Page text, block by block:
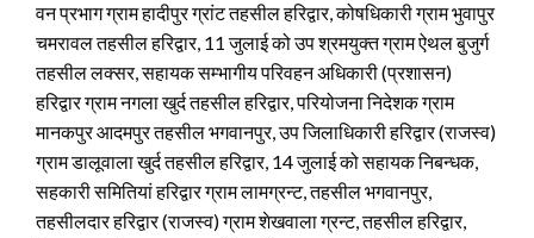
वन प्रभाग ग्राम हादीपुर ग्रांट तहसील हरिद्वार, कोषधिकारी ग्राम भुवापुर
चमरावल तहसील हरिद्वार, 11 जुलाई को उप श्रमयुक्त ग्राम ऐथल बुजुर्ग
तहसील लक्सर, सहायक सम्भागीय परिवहन अधिकारी (प्रशासन)
हरिद्वार ग्राम नगला खुर्द तहसील हरिद्वार, परियोजना निदेशक ग्राम
मानकपुर आदमपुर तहसील भगवानपुर, उप जिलाधिकारी हरिद्वार (राजस्व)
ग्राम डालूवाला खुर्द तहसील हरिद्वार, 14 जुलाई को सहायक निबन्धक,
सहकारी समितियां हरिद्वार ग्राम लामग्रन्ट, तहसील भगवानपुर,
तहसीलदार हरिद्वार (राजस्व) ग्राम शेखवाला ग्रन्ट, तहसील हरिद्वार,